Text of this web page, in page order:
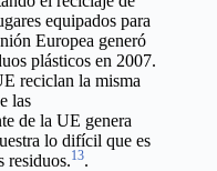
equipados para
Europea generó
plásticos en 2007.
reciclan la misma
las
de la UE genera
lo difícil que es
residuos.13.